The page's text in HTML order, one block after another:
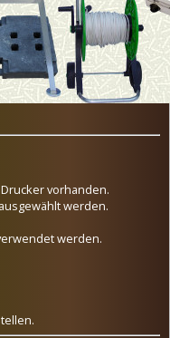
vorhanden.
werden.
werden.